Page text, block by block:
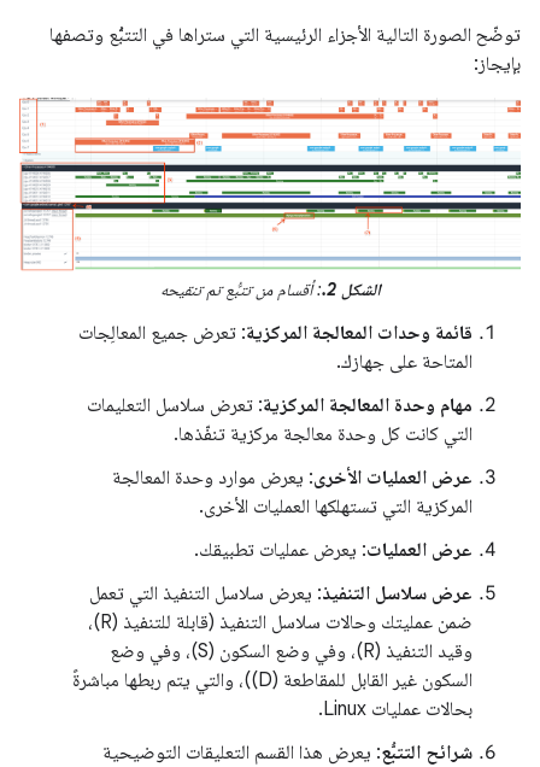
توضّح الصورة التالية الأجزاء الرئيسية التي ستراها في التتبُّع وتصفها
بإيجاز:
الشكل 2. : أقسام من تتبُّع تم تنقيحه
قائمة وحدات المعالجة المركزية: تعرض جميع المعالِجات
المتاحة على جهازك.
مهام وحدة المعالجة المركزية: تعرض سلاسل التعليمات
التي كانت كل وحدة معالجة مركزية تنفّذها.
عرض العمليات الأخرى: يعرض موارد وحدة المعالجة
المركزية التي تستهلكها العمليات الأخرى.
عرض العمليات: يعرض عمليات تطبيقك.
عرض سلاسل التنفيذ: يعرض سلاسل التنفيذ التي تعمل
ضمن عمليتك وحالات سلاسل التنفيذ (قابلة للتنفيذ (R)،
وقيد التنفيذ (R)، وفي وضع السكون (S)، وفي وضع
السكون غير القابل للمقاطعة (D))، والتي يتم ربطها مباشرةً
بحالات عمليات Linux.
شرائح التتبُّع: يعرض هذا القسم التعليقات التوضيحية